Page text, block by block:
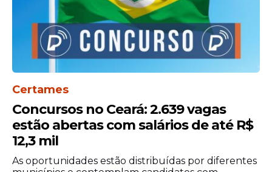
selecionados atuarão nas unidades que
integram o Complexo Hospitalar da
Universidade de Pernambuco. A instituição
realiza o processo seletivo para reforçar
equipes de atendimento e ampliar os
serviços oferecidos nas áreas de saúde.
Certames
Concursos no Ceará: 2.639 vagas
estão abertas com salários de até R$
12,3 mil
As oportunidades estão distribuídas por diferentes